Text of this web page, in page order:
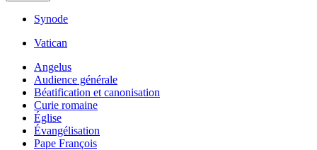
Synode
Vatican
Angelus
Audience générale
Béatification et canonisation
Curie romaine
Église
Évangélisation
Pape François